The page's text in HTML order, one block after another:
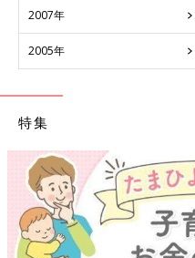
2007年
2005年
特集